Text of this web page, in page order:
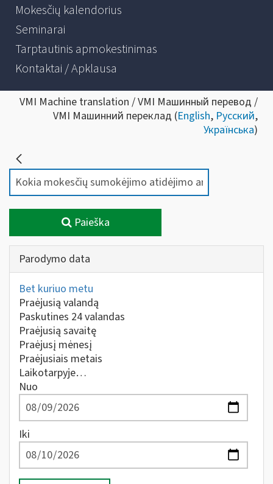
Mokesčių kalendorius
Seminarai
Tarptautinis apmokestinimas
Kontaktai / Apklausa
VMI Machine translation / VMI Машинный перевод /
VMI Машинний переклад (English, Русский,
Українська)
Paieška
Parodymo data
Bet kuriuo metu
Praėjusią valandą
Paskutines 24 valandas
Praėjusią savaitę
Praėjusį mėnesį
Praėjusiais metais
Laikotarpyje…
Nuo
Iki